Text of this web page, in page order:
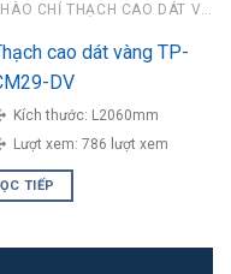
PHÀO CHỈ THẠCH CAO DÁT VÀNG
cao dát vàng TP-
DV
Kích thước: L2060mm
Lượt xem: 786 lượt xem
TIẾP